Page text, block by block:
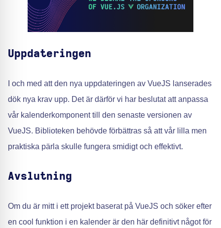
Uppdateringen
I och med att den nya uppdateringen av VueJS lanserades
dök nya krav upp. Det är därför vi har beslutat att anpassa
vår kalenderkomponent till den senaste versionen av
VueJS. Biblioteken behövde förbättras så att vår lilla men
praktiska pärla skulle fungera smidigt och effektivt.
Avslutning
Om du är mitt i ett projekt baserat på VueJS och söker efter
en cool funktion i en kalender är den här definitivt något för